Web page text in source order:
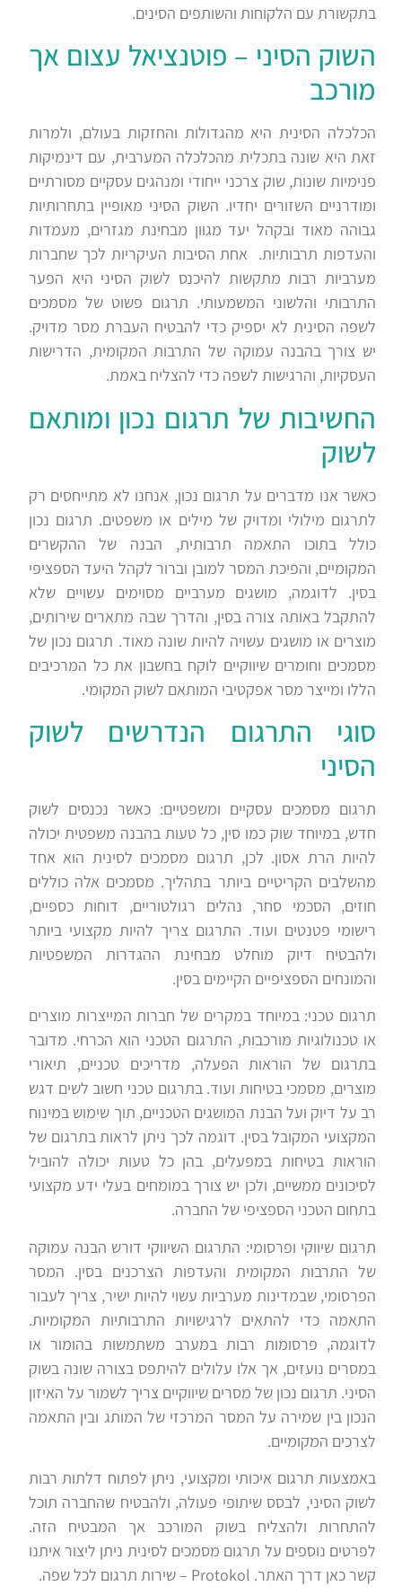
בתקשורת עם הלקוחות והשותפים הסינים.
השוק הסיני – פוטנציאל עצום אך
מורכב
הכלכלה הסינית היא מהגדולות והחזקות בעולם, ולמרות
זאת היא שונה בתכלית מהכלכלה המערבית, עם דינמיקות
פנימיות שונות, שוק צרכני ייחודי ומנהגים עסקיים מסורתיים
ומודרניים השזורים יחדיו. השוק הסיני מאופיין בתחרותיות
גבוהה מאוד ובקהל יעד מגוון מבחינת מגזרים, מעמדות
והעדפות תרבותיות. אחת הסיבות העיקריות לכך שחברות
מערביות רבות מתקשות להיכנס לשוק הסיני היא הפער
התרבותי והלשוני המשמעותי. תרגום פשוט של מסמכים
לשפה הסינית לא יספיק כדי להבטיח העברת מסר מדויק.
יש צורך בהבנה עמוקה של התרבות המקומית, הדרישות
העסקיות, והרגישות לשפה כדי להצליח באמת.
החשיבות של תרגום נכון ומותאם
לשוק
כאשר אנו מדברים על תרגום נכון, אנחנו לא מתייחסים רק
לתרגום מילולי ומדויק של מילים או משפטים. תרגום נכון
כולל בתוכו התאמה תרבותית, הבנה של ההקשרים
המקומיים, והפיכת המסר למובן וברור לקהל היעד הספציפי
בסין. לדוגמה, מושגים מערביים מסוימים עשויים שלא
להתקבל באותה צורה בסין, והדרך שבה מתארים שירותים,
מוצרים או מושגים עשויה להיות שונה מאוד. תרגום נכון של
מסמכים וחומרים שיווקיים לוקח בחשבון את כל המרכיבים
הללו ומייצר מסר אפקטיבי המותאם לשוק המקומי.
סוגי התרגום הנדרשים לשוק
הסיני
תרגום מסמכים עסקיים ומשפטיים: כאשר נכנסים לשוק
חדש, במיוחד שוק כמו סין, כל טעות בהבנה משפטית יכולה
להיות הרת אסון. לכן, תרגום מסמכים לסינית הוא אחד
מהשלבים הקריטיים ביותר בתהליך. מסמכים אלה כוללים
חוזים, הסכמי סחר, נהלים רגולטוריים, דוחות כספיים,
רישומי פטנטים ועוד. התרגום צריך להיות מקצועי ביותר
ולהבטיח דיוק מוחלט מבחינת ההגדרות המשפטיות
והמונחים הספציפיים הקיימים בסין.
תרגום טכני: במיוחד במקרים של חברות המייצרות מוצרים
או טכנולוגיות מורכבות, התרגום הטכני הוא הכרחי. מדובר
בתרגום של הוראות הפעלה, מדריכים טכניים, תיאורי
מוצרים, מסמכי בטיחות ועוד. בתרגום טכני חשוב לשים דגש
רב על דיוק ועל הבנת המושגים הטכניים, תוך שימוש במינוח
המקצועי המקובל בסין. דוגמה לכך ניתן לראות בתרגום של
הוראות בטיחות במפעלים, בהן כל טעות יכולה להוביל
לסיכונים ממשיים, ולכן יש צורך במומחים בעלי ידע מקצועי
בתחום הטכני הספציפי של החברה.
תרגום שיווקי ופרסומי: התרגום השיווקי דורש הבנה עמוקה
של התרבות המקומית והעדפות הצרכנים בסין. המסר
הפרסומי, שבמדינות מערביות עשוי להיות ישיר, צריך לעבור
התאמה כדי להתאים לרגישויות התרבותיות המקומיות.
לדוגמה, פרסומות רבות במערב משתמשות בהומור או
במסרים נועזים, אך אלו עלולים להיתפס בצורה שונה בשוק
הסיני. תרגום נכון של מסרים שיווקיים צריך לשמור על האיזון
הנכון בין שמירה על המסר המרכזי של המותג ובין התאמה
לצרכים המקומיים.
באמצעות תרגום איכותי ומקצועי, ניתן לפתוח דלתות רבות
לשוק הסיני, לבסס שיתופי פעולה, ולהבטיח שהחברה תוכל
להתחרות ולהצליח בשוק המורכב אך המבטיח הזה.
לפרטים נוספים על תרגום מסמכים לסינית ניתן ליצור איתנו
קשר כאן דרך האתר. Protokol – שירות תרגום לכל שפה.